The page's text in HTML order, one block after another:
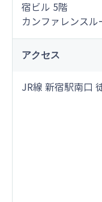
宿ビル 5階
カンファレンスル
アクセス
JR線 新宿駅南口